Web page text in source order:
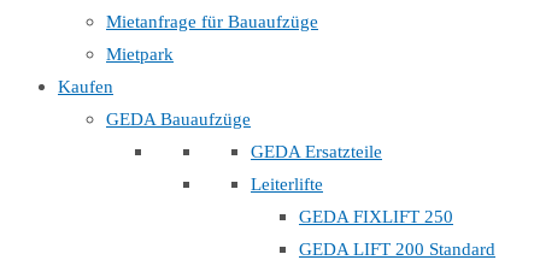
Mietanfrage für Bauaufzüge
Mietpark
Kaufen
GEDA Bauaufzüge
GEDA Ersatzteile
Leiterlifte
GEDA FIXLIFT 250
GEDA LIFT 200 Standard